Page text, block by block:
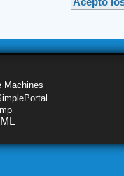
Machines